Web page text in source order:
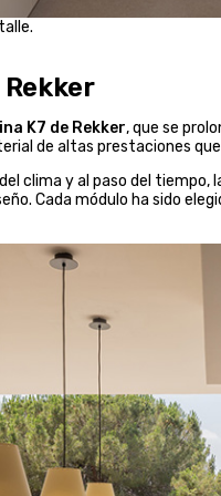
K7 de Rekker, que se
de altas prestaciones
clima y al paso del
Cada módulo ha sido